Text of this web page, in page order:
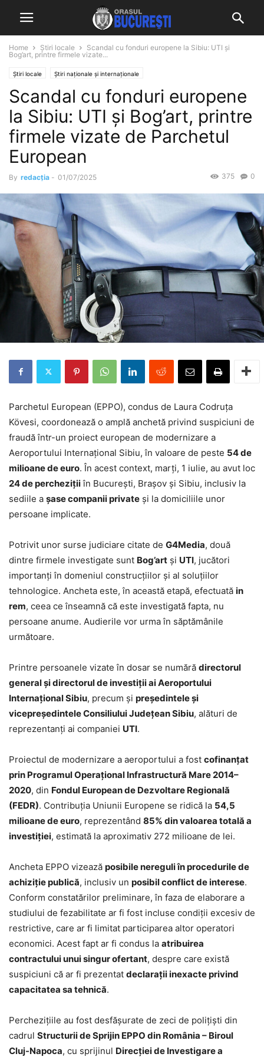
Home Știri locale
Scandal cu fonduri europene la Sibiu: UTI și
Bog’art, printre firmele vizate...
Știri locale Știri naționale și internaționale
Scandal cu fonduri europene
la Sibiu: UTI și Bog’art, printre
firmele vizate de Parchetul
European
By redacția - 01/07/2025 0
375
Parchetul European (EPPO), condus de Laura Codruța
Kövesi, coordonează o amplă anchetă privind suspiciuni de
fraudă într-un proiect european de modernizare a
Aeroportului Internațional Sibiu, în valoare de peste 54 de
milioane de euro. În acest context, marți, 1 iulie, au avut loc
24 de perchezițiiîn București, Brașov și Sibiu, inclusiv la
sediile a șase companii private și la domiciliile unor
persoane implicate.
Potrivit unor surse judiciare citate de G4Media, două
dintre firmele investigate sunt Bog’art și UTI, jucători
importanți în domeniul construcțiilor și al soluțiilor
tehnologice. Ancheta este, în această etapă, efectuată in
rem, ceea ce înseamnă că este investigată fapta, nu
persoane anume. Audierile vor urma în săptămânile
următoare.
Printre persoanele vizate în dosar se numără directorul
general și directorul de investiții ai Aeroportului
Internațional Sibiu, precum și președintele și
vicepreședintele Consiliului Județean Sibiu, alături de
reprezentanți ai companiei UTI.
Proiectul de modernizare a aeroportului a fost cofinanțat
prin Programul Operațional Infrastructură Mare 2014–
2020, din Fondul European de Dezvoltare Regională
(FEDR). Contribuția Uniunii Europene se ridică la 54,5
milioane de euro, reprezentând 85% din valoarea totală a
investiției, estimată la aproximativ 272 milioane de lei.
Ancheta EPPO vizează posibile nereguli în procedurile de
achiziție publică, inclusiv un posibil conflict de interese.
Conform constatărilor preliminare, în faza de elaborare a
studiului de fezabilitate ar fi fost incluse condiții excesiv de
restrictive, care ar fi limitat participarea altor operatori
economici. Acest fapt ar fi condus la atribuirea
contractului unui singur ofertant, despre care există
suspiciuni că ar fi prezentat declarații inexacte privind
capacitatea sa tehnică.
Perchezițiile au fost desfășurate de zeci de polițiști din
cadrul Structurii de Sprijin EPPO din România – Biroul
Cluj-Napoca, cu sprijinul Direcției de Investigare a